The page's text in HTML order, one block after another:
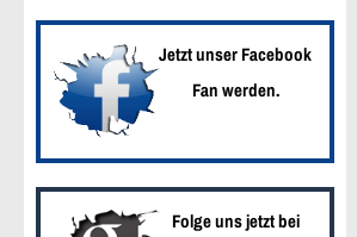
Jetzt unser Facebook
Fan werden.
Folge uns jetzt bei